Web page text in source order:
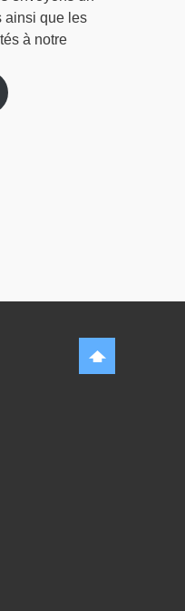
ainsi que les
à notre